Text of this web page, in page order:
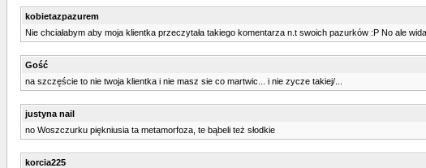
kobietazpazurem
Nie chciałabym aby moja klientka przeczytała takiego komentarza n.t swoich pazurków :P No ale
Gość
na szczęście to nie twoja klientka i nie masz sie co martwic... i nie zycze takiej/...
justyna nail
no Woszczurku piękniusia ta metamorfoza, te bąbeli też słodkie
korcia225